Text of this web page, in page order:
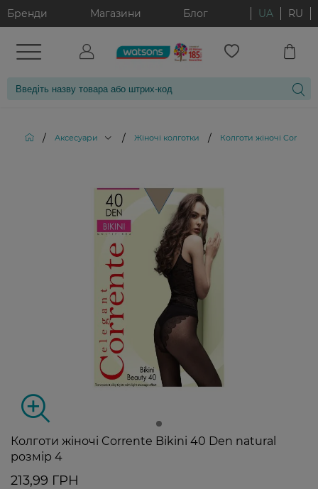
Бренди Магазини Блог UA RU
/ Аксесуари / Жіночі колготки / Колготи жіночі
Колготи жіночі Corrente Bikini 40 Den natural
розмір 4
213,99 ГРН